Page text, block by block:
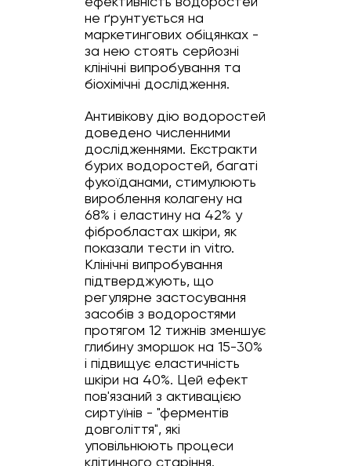
не ґрунтується на
маркетингових обіцянках -
за нею стоять серйозні
клінічні випробування та
біохімічні дослідження.
Антивікову дію водоростей
доведено численними
дослідженнями. Екстракти
бурих водоростей, багаті
фукоїданами, стимулюють
вироблення колагену на
68% і еластину на 42% у
фібробластах шкіри, як
показали тести in vitro.
Клінічні випробування
підтверджують, що
регулярне застосування
засобів з водоростями
протягом 12 тижнів зменшує
глибину зморшок на 15-30%
і підвищує еластичність
шкіри на 40%. Цей ефект
пов'язаний з активацією
сиртуїнів - "ферментів
довголіття", які
уповільнюють процеси
клітинного старіння.